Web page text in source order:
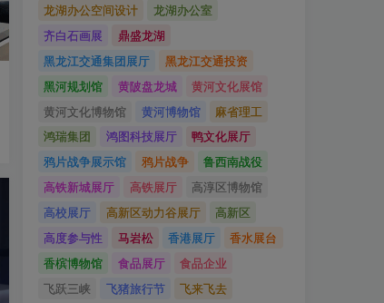
龙湖办公空间设计
龙湖办公室
齐白石画展
鼎盛龙湖
黑龙江交通集团展厅
黑龙江交通投资
黑河规划馆
黄陂盘龙城
黄河文化展馆
黄河文化博物馆
黄河博物馆
麻省理工
鸿瑞集团
鸿图科技展厅
鸭文化展厅
鸦片战争展示馆
鸦片战争
鲁西南战役
高铁新城展厅
高铁展厅
高淳区博物馆
高校展厅
高新区动力谷展厅
高新区
高度参与性
马岩松 香港展厅
香水展台
香槟博物馆
食品展厅
食品企业
飞跃三峡
飞猪旅行节
飞来飞去